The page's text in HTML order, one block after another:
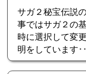
サガ２秘宝伝説
事ではサガ２の
時に選択して変
明をしています･